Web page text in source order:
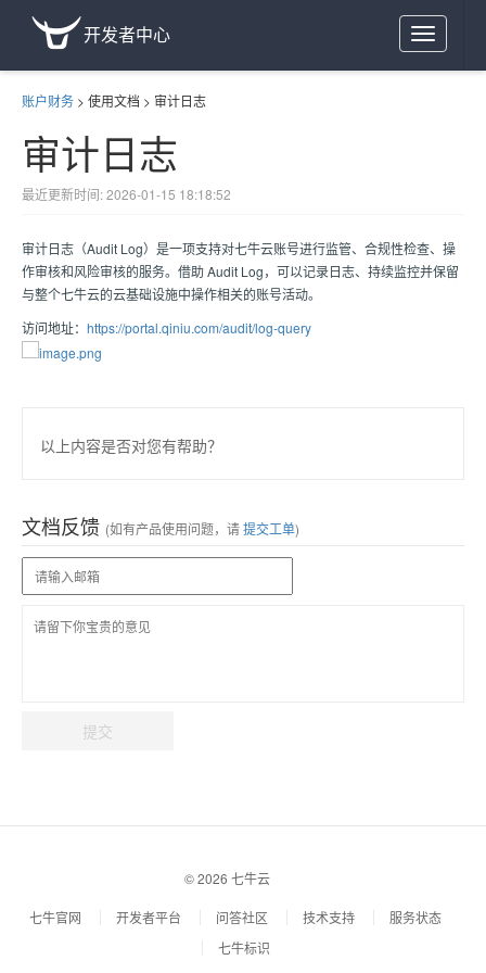
Toggle
navigation
开发者中心
账户财务 > 使用文档 > 审计日志
审计日志
最近更新时间: 2026-01-15 18:18:52
审计日志（Audit Log）是一项支持对七牛云账号进行监管、合规性检查、操
作审核和风险审核的服务。借助 Audit Log，可以记录日志、持续监控并保留
与整个七牛云的云基础设施中操作相关的账号活动。
访问地址： https://portal.qiniu.com/audit/log-query
以上内容是否对您有帮助？
文档反馈 (如有产品使用问题，请提交工单)
提交
© 2026 七牛云
七牛官网 开发者平台 问答社区 技术支持
服务状态
七牛标识